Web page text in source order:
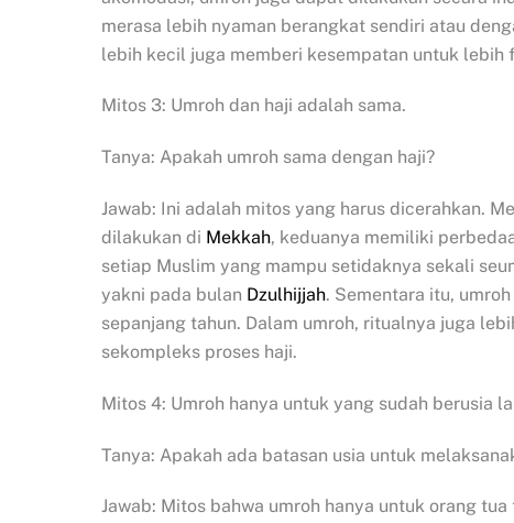
merasa lebih nyaman berangkat sendiri atau
lebih kecil juga memberi kesempatan untuk lebih
Mitos 3: Umroh dan haji adalah sama.
Tanya: Apakah umroh sama dengan haji?
Jawab: Ini adalah mitos yang harus dicerahkan.
dilakukan di Mekkah, keduanya memiliki
setiap Muslim yang mampu setidaknya sekali
yakni pada bulan Dzulhijjah. Sementara itu,
sepanjang tahun. Dalam umroh, ritualnya juga
sekompleks proses haji.
Mitos 4: Umroh hanya untuk yang sudah berusia
Tanya: Apakah ada batasan usia untuk
Jawab: Mitos bahwa umroh hanya untuk orang